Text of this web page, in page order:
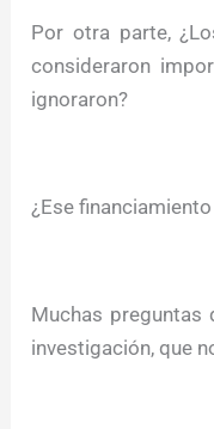
Por otra parte,
consideraron
ignoraron?
¿Ese
Muchas preguntas
investigación, que